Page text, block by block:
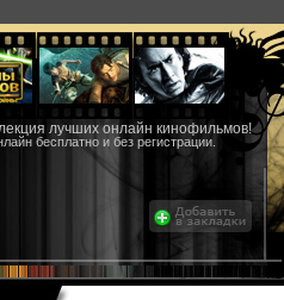
лучших онлайн кинофильмов!
бесплатно и без регистрации.